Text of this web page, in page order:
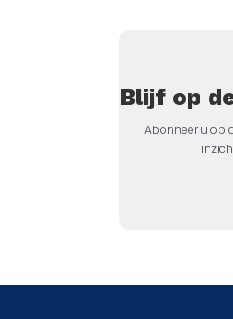
Blijf op
Abonneer u op